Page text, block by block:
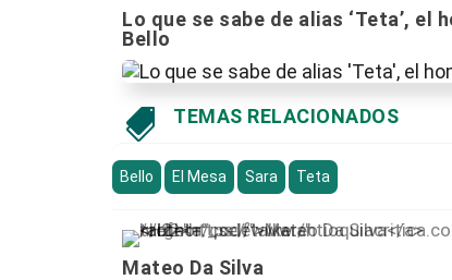
Lo que se sabe de alias ‘Teta’,
Bello
 TEMAS RELACIONADOS
Bello El Mesa Sara Teta
Mateo Da Silva